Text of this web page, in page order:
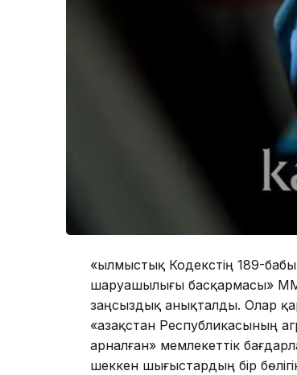
«Қылмыстық Кодекстің 189-
шаруашылығы басқармасы»
заңсыздық анықталды. Олар
«Қазақстан Республикасының
арналған» мемлекеттік
шеккен шығыстардың бір